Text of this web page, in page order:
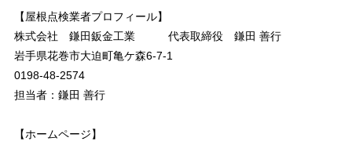
【屋根点検業者プロフィール】
株式会社 鎌田鈑金工業 代表取締役 鎌田 善行
岩手県花巻市大迫町亀ケ森6-7-1
0198-48-2574
担当者：鎌田 善行
【ホームページ】